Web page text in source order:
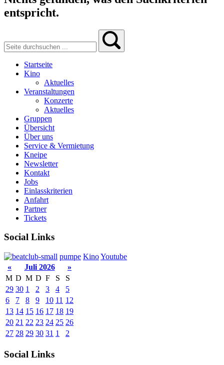
entspricht.
Startseite
Kino
Aktuelles
Veranstaltungen
Konzerte
Aktuelles
Gruppen
Übersicht
Über uns
Service & Vermietung
Kneipe
Newsletter
Kontakt
Jobs
Einlasskriterien
Anfahrt
Partner
Tickets
Social Links
pumpe KinoYoutube
«
Juli 2026
»
M D M D F S
S
29 30 1 2 3 4
5
6
7 8 9 10 11 12
13 14 15 16 17 18 19
20 21 22 23 24 25 26
27 28 29 30 31 1 2
Social Links